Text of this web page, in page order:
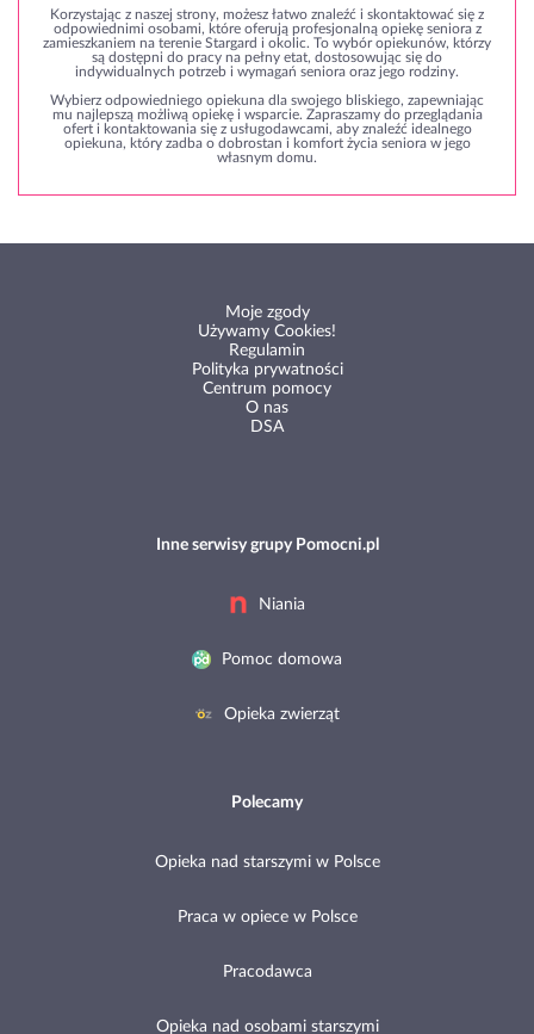
Korzystając z naszej strony, możesz łatwo znaleźć i skontaktować się z
odpowiednimi osobami, które oferują profesjonalną opiekę seniora z
zamieszkaniem na terenie Stargard i okolic. To wybór opiekunów, którzy
są dostępni do pracy na pełny etat, dostosowując się do
indywidualnych potrzeb i wymagań seniora oraz jego rodziny.
Wybierz odpowiedniego opiekuna dla swojego bliskiego, zapewniając
mu najlepszą możliwą opiekę i wsparcie. Zapraszamy do przeglądania
ofert i kontaktowania się z usługodawcami, aby znaleźć idealnego
opiekuna, który zadba o dobrostan i komfort życia seniora w jego
własnym domu.
Moje zgody
Używamy Cookies!
Regulamin
Polityka prywatności
Centrum pomocy
O nas
DSA
Inne serwisy grupy Pomocni.pl
Niania
Pomoc domowa
Opieka zwierząt
Polecamy
Opieka nad starszymi w Polsce
Praca w opiece w Polsce
Pracodawca
Opieka nad osobami starszymi